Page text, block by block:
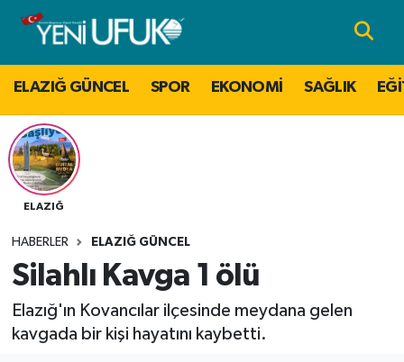
ELAZIĞ GÜNCEL SPOR EKONOMİ SAĞLIK
ELAZIĞ
HABERLER ELAZIĞ GÜNCEL
Silahlı Kavga 1 ölü
Elazığ'ın Kovancılar ilçesinde meydana gelen
kavgada bir kişi hayatını kaybetti.
Nöbetçi Eczaneler
Hava Durumu
Namaz Vakitleri
Trafik Durumu
Son Dakika Haberleri